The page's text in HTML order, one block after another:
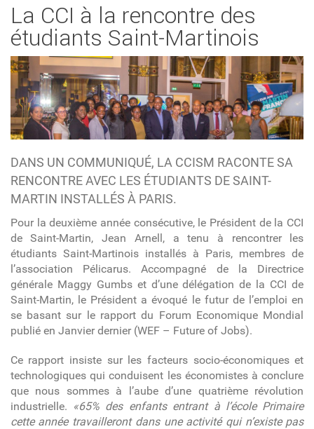
La CCI à la rencontre des
étudiants Saint-Martinois
DANS UN COMMUNIQUÉ, LA CCISM RACONTE SA
RENCONTRE AVEC LES ÉTUDIANTS DE SAINT-
MARTIN INSTALLÉS À PARIS.
Pour la deuxième année consécutive, le Président de la CCI
de Saint-Martin, Jean Arnell, a tenu à rencontrer les
étudiants Saint-Martinois installés à Paris, membres de
l’association Pélicarus. Accompagné de la Directrice
générale Maggy Gumbs et d’une délégation de la CCI de
Saint-Martin, le Président a évoqué le futur de l’emploi en
se basant sur le rapport du Forum Economique Mondial
publié en Janvier dernier (WEF – Future of Jobs).
Ce rapport insiste sur les facteurs socio-économiques et
technologiques qui conduisent les économistes à conclure
que nous sommes à l’aube d’une quatrième révolution
industrielle. «65% des enfants entrant à l’école Primaire
cette année travailleront dans une activité qui n’existe pas